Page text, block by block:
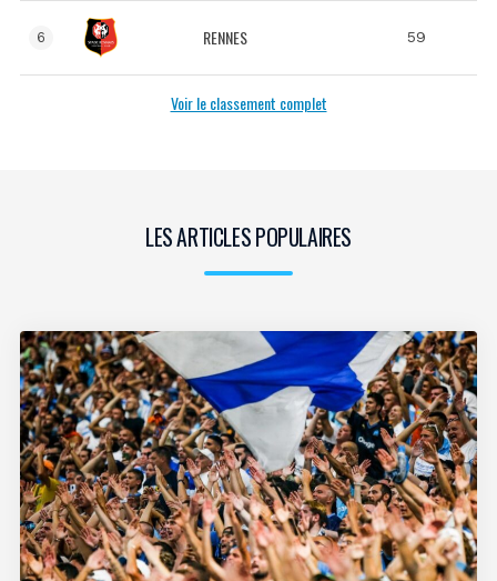
6 RENNES 59
Voir le classement complet
LES ARTICLES POPULAIRES